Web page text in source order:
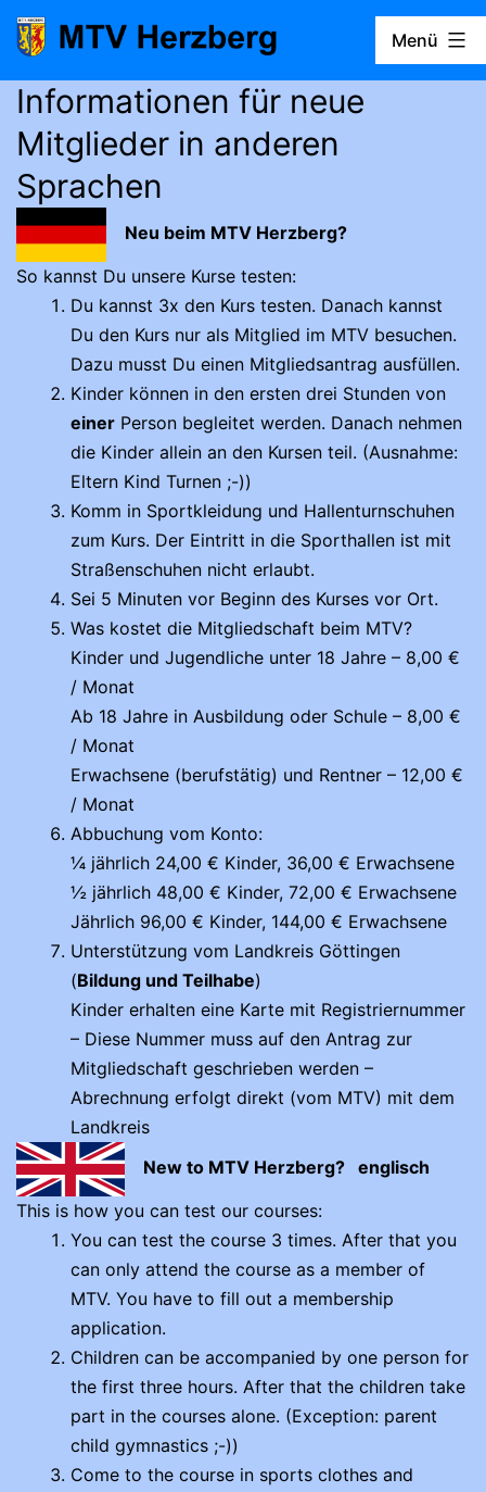
Zum
Inhalt
MTV
Menü
Informationen für neue
Mitglieder in anderen
Sprachen
Neu beim MTV Herzberg?
So kannst Du unsere Kurse testen:
Du kannst 3x den Kurs testen. Danach kannst
Du den Kurs nur als Mitglied im MTV besuchen.
Dazu musst Du einen Mitgliedsantrag ausfüllen.
Kinder können in den ersten drei Stunden von
einer Person begleitet werden. Danach nehmen
die Kinder allein an den Kursen teil. (Ausnahme:
Eltern Kind Turnen ;-))
Komm in Sportkleidung und Hallenturnschuhen
zum Kurs. Der Eintritt in die Sporthallen ist mit
Straßenschuhen nicht erlaubt.
Sei 5 Minuten vor Beginn des Kurses vor Ort.
Was kostet die Mitgliedschaft beim MTV?
Kinder und Jugendliche unter 18 Jahre – 8,00 €
/ Monat
Ab 18 Jahre in Ausbildung oder Schule – 8,00 €
/ Monat
Erwachsene (berufstätig) und Rentner – 12,00 €
/ Monat
Abbuchung vom Konto:
¼ jährlich 24,00 € Kinder, 36,00 € Erwachsene
½ jährlich 48,00 € Kinder, 72,00 € Erwachsene
Jährlich 96,00 € Kinder, 144,00 € Erwachsene
Unterstützung vom Landkreis Göttingen
(Bildung und Teilhabe)
Kinder erhalten eine Karte mit Registriernummer
– Diese Nummer muss auf den Antrag zur
Mitgliedschaft geschrieben werden –
Abrechnung erfolgt direkt (vom MTV) mit dem
Landkreis
New to MTV Herzberg? englisch
This is how you can test our courses:
You can test the course 3 times. After that you
can only attend the course as a member of
MTV. You have to fill out a membership
application.
Children can be accompanied by one person for
the first three hours. After that the children take
part in the courses alone. (Exception: parent
child gymnastics ;-))
Come to the course in sports clothes and